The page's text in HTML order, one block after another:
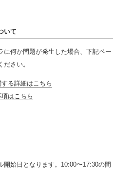
いて
に何か問題が発生した場合、下記ペー
さい。
る詳細はこちら
はこちら
開始日となります。10:00〜17:30の間